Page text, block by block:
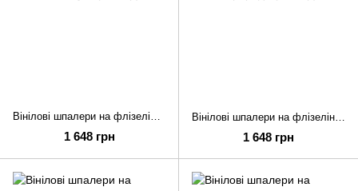
Вінілові шпалери на флізеліновій основі Grandeco Time 3 TJ4001 Бежевий Смуга (1 метр)
1 648 грн
Вінілові шпалери на флізеліновій основі Grandeco Time 3 TJ3212 Синій Природа (1 метр)
1 648 грн